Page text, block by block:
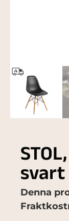
svart
Denna